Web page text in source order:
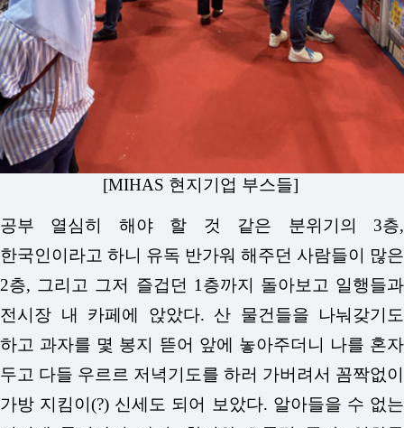
[MIHAS 현지기업 부스들]
공부 열심히 해야 할 것 같은 분위기의 3층,
한국인이라고 하니 유독 반가워 해주던 사람들이 많은
2층, 그리고 그저 즐겁던 1층까지 돌아보고 일행들과
전시장 내 카페에 앉았다. 산 물건들을 나눠갖기도
하고 과자를 몇 봉지 뜯어 앞에 놓아주더니 나를 혼자
두고 다들 우르르 저녁기도를 하러 가버려서 꼼짝없이
가방 지킴이(?) 신세도 되어 보았다. 알아들을 수 없는